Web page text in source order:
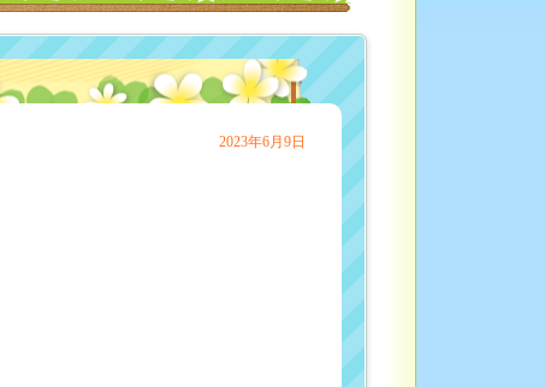
2023年6月9日